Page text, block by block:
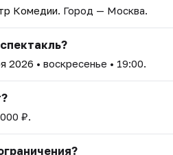
Комедии. Город — Москва.
2026 • воскресенье • 19:00.
₽.